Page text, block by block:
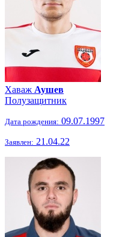
Хаваж Аушев
Полузащитник
Дата рождения: 09.07.1997
Заявлен: 21.04.22